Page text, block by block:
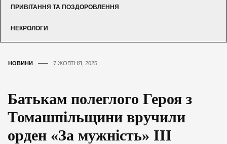
ПРИВІТАННЯ ТА ПОЗДОРОВЛЕННЯ
НЕКРОЛОГИ
НОВИНИ 7 ЖОВТНЯ, 2025
Батькам полеглого Героя з
Томашпільщини вручили
орден «За мужність» III